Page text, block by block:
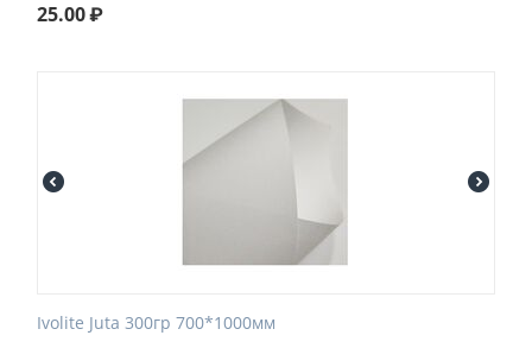
25.00₽
Ivolite Juta 300гр 700*1000мм